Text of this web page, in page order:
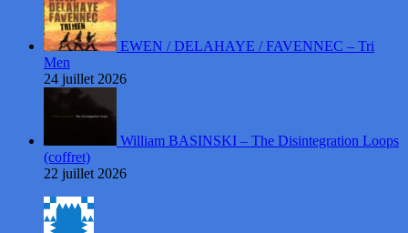
EWEN / DELAHAYE / FAVENNEC – Tri
Men
24 juillet 2026
William BASINSKI – The Disintegration Loops
(coffret)
22 juillet 2026